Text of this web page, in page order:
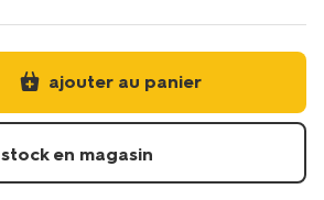
ajouter au panier
stock en magasin